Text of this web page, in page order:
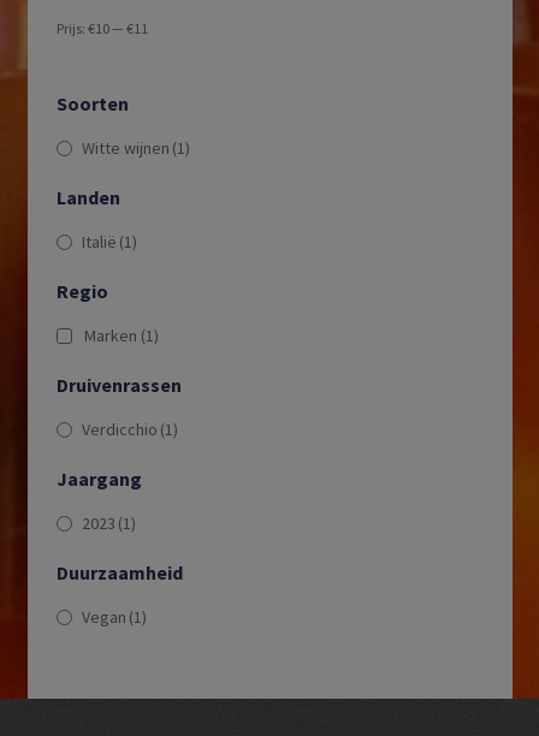
Prijs: €10— €11
Soorten
Witte wijnen (1)
Landen
Italië (1)
Regio
Marken (1)
Druivenrassen
Verdicchio (1)
Jaargang
2023 (1)
Duurzaamheid
Vegan (1)